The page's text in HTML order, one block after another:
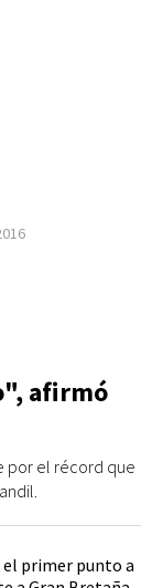
afirmó
por el récord que